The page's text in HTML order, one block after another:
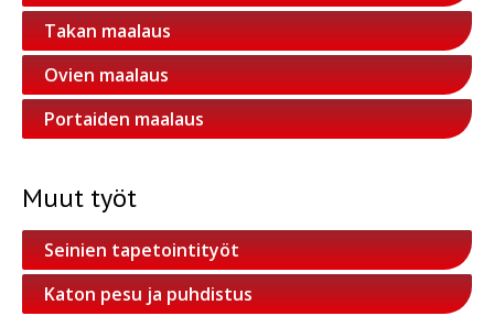
Takan maalaus
Ovien maalaus
Portaiden maalaus
Muut työt
Seinien tapetointityöt
Katon pesu ja puhdistus